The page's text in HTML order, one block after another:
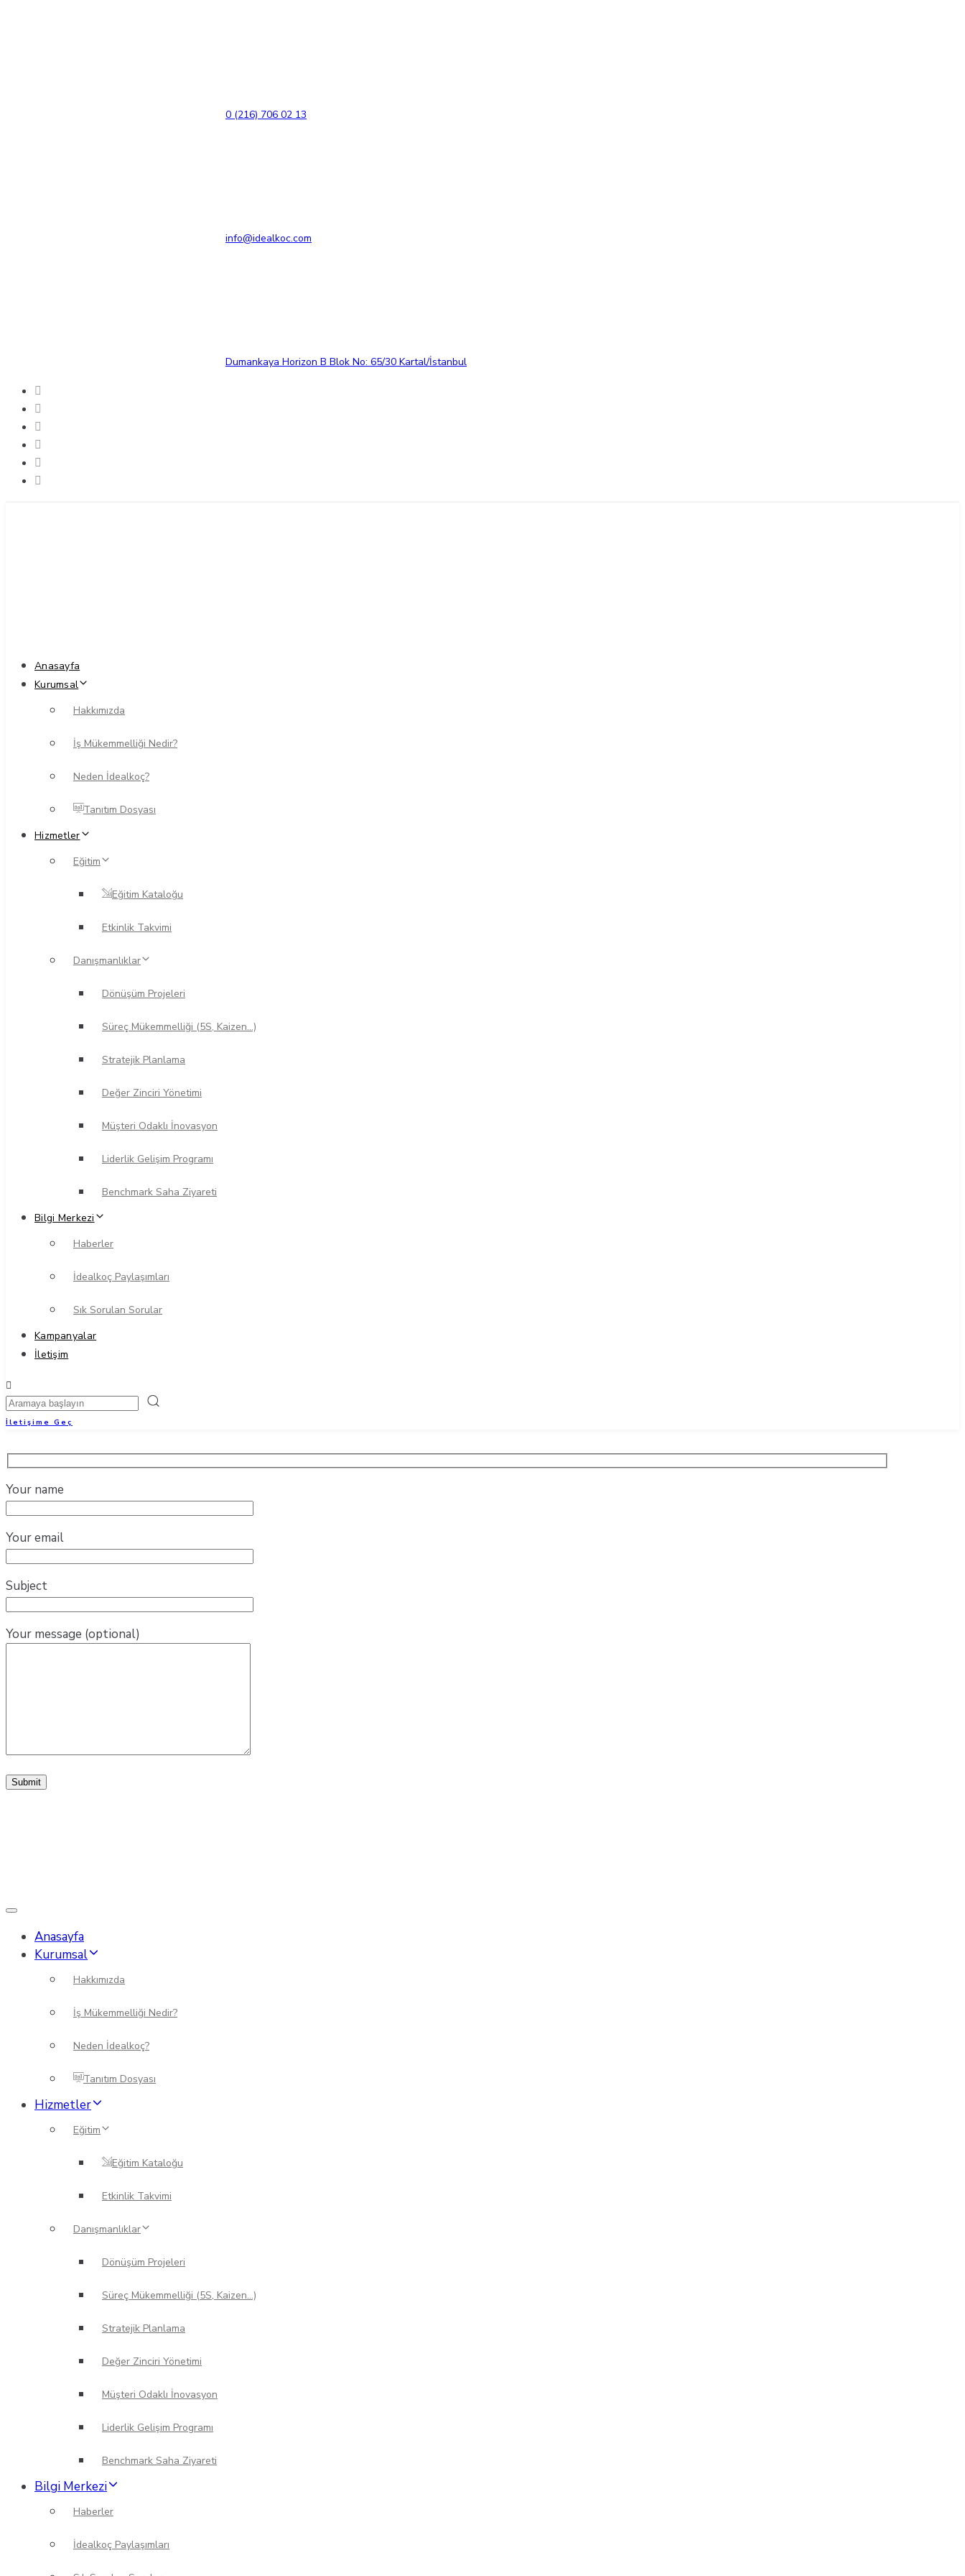
0 (216) 706 02 13
info@idealkoc.com
Dumankaya Horizon B Blok No: 65/30 Kartal/İstanbul
Anasayfa
Kurumsal
Hakkımızda
İş Mükemmelliği Nedir?
Neden İdealkoç?
Tanıtım Dosyası
Hizmetler
Eğitim
Eğitim Kataloğu
Etkinlik Takvimi
Danışmanlıklar
Dönüşüm Projeleri
Süreç Mükemmelliği (5S, Kaizen…)
Stratejik Planlama
Değer Zinciri Yönetimi
Müşteri Odaklı İnovasyon
Liderlik Gelişim Programı
Benchmark Saha Ziyareti
Bilgi Merkezi
Haberler
İdealkoç Paylaşımları
Sık Sorulan Sorular
Kampanyalar
İletişim
İletişime Geç
Your name
Your email
Subject
Your message (optional)
Toggle
Anasayfa
Kurumsal
Hakkımızda
İş Mükemmelliği Nedir?
Neden İdealkoç?
Tanıtım Dosyası
Hizmetler
Eğitim
Eğitim Kataloğu
Etkinlik Takvimi
Danışmanlıklar
Dönüşüm Projeleri
Süreç Mükemmelliği (5S, Kaizen…)
Stratejik Planlama
Değer Zinciri Yönetimi
Müşteri Odaklı İnovasyon
Liderlik Gelişim Programı
Benchmark Saha Ziyareti
Bilgi Merkezi
Haberler
İdealkoç Paylaşımları